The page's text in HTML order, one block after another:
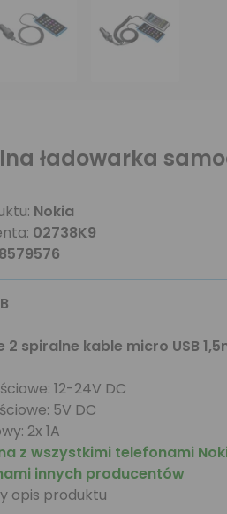
ładowarka
Nokia
02738K9
spiralne kable micro USB
12-24V DC
5V DC
2x 1A
z wszystkimi telefonami
innych producentów
opis produktu